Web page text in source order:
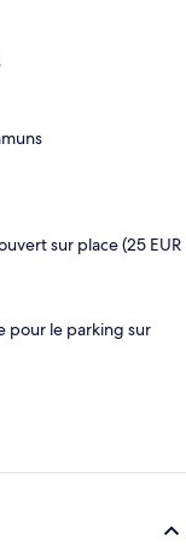
sur place (25 EUR
pour le parking sur